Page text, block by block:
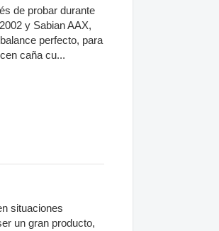
de probar durante
y Sabian AAX,
perfecto, para
caña cu...
situaciones
un gran producto,